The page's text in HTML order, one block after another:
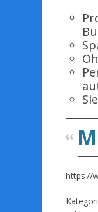
https://